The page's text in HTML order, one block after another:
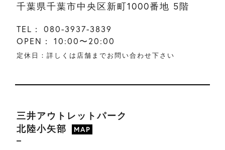
千葉県千葉市中央区新町1000番地 5階
TEL：
080-3937-3839
OPEN：
10:00〜20:00
定休日：詳しくは店舗までお問い合わせ下さい
三井アウトレットパーク
北陸小矢部
MAP